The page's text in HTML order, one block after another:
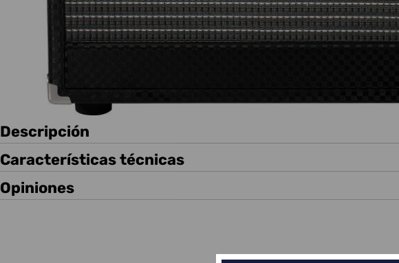
Descripción
Características técnicas
Opiniones